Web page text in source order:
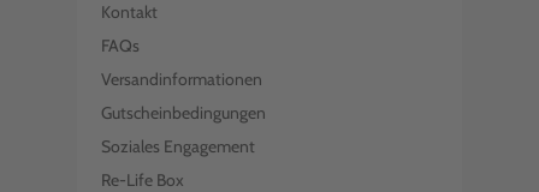
Kontakt
FAQs
Versandinformationen
Gutscheinbedingungen
Soziales Engagement
Re-Life Box